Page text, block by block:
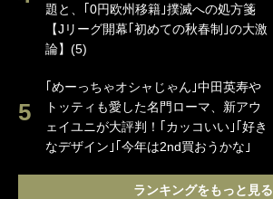
題と、｢0円欧州移籍｣撲滅への処方箋
【Jリーグ開幕｢初めての秋春制｣の大激
論】(5)
｢めーっちゃオシャじゃん｣中田英寿や
トッティも愛した名門ローマ、新アウ
ェイユニが大評判！｢カッコいい｣｢好き
なデザイン｣｢今年は2nd買おうかな｣
ランキングをもっと見る